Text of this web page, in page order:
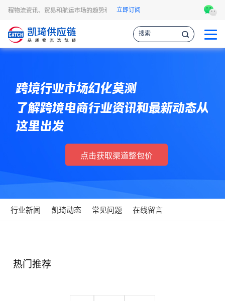
程物流资讯、贸易和航运市场的趋势和最新事件，让您掌握各种情报，作出更明
立即订阅
跨境行业市场幻化莫测
了解跨境电商行业资讯和最新动态从
这里出发
点击获取渠道整包价
行业新闻 凯琦动态 常见问题 在线留言
热门推荐